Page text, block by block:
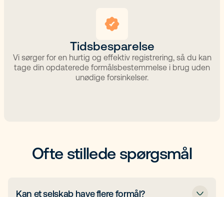
Tidsbesparelse​
Vi sørger for en hurtig og effektiv registrering, så du kan
tage din opdaterede formålsbestemmelse i brug uden
unødige forsinkelser.​
Ofte stillede spørgsmål
Kan et selskab have flere formål?